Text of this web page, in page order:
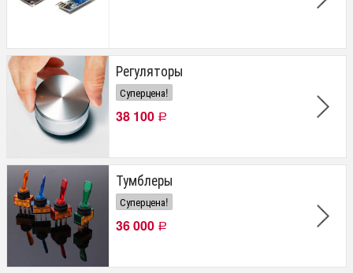
Регуляторы
Суперцена!
38 100 Р
Тумблеры
Суперцена!
36 000 Р